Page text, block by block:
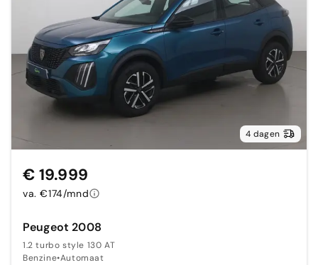
4 dagen
Peugeot 2008
1.2 turbo style 130 AT
Benzine•Automaat
€ 19.999
va. €174/mnd